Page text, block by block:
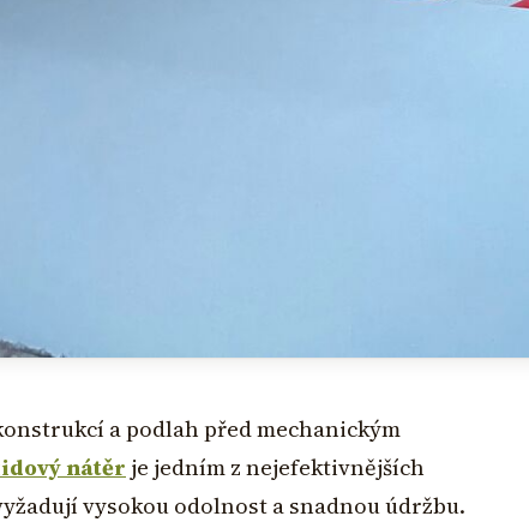
a podlah před mechanickým
nátěr je jedním z nejefektivnějších
vysokou odolnost a snadnou údržbu.